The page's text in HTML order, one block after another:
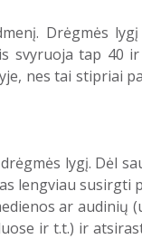
Drėgmės
svyruoja tap 40
nes tai stipriai
lygį. Dėl
lengviau susirgti
ar
ir t.t.) ir